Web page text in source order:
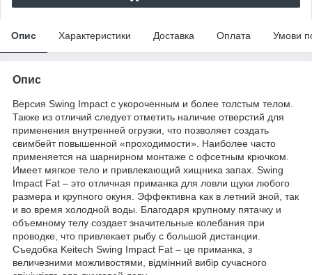
Опис Характеристики Доставка Оплата Умови
Опис
Версия Swing Impact c укороченным и более толстым телом.
Также из отличий следует отметить наличие отверстий для
применения внутренней огрузки, что позволяет создать
свимбейт повышенной «проходимости». Наиболее часто
применяется на шарнирном монтаже с офсетным крючком.
Имеет мягкое тело и привлекающий хищника запах. Swing
Impact Fat – это отличная приманка для ловли щуки любого
размера и крупного окуня. Эффективна как в летний зной, так
и во время холодной воды. Благодаря крупному пятачку и
объемному телу создает значительные колебания при
проводке, что привлекает рыбу с большой дистанции.
Съедобка Keitech Swing Impact Fat – це приманка, з
величезними можливостями, відмінний вибір сучасного